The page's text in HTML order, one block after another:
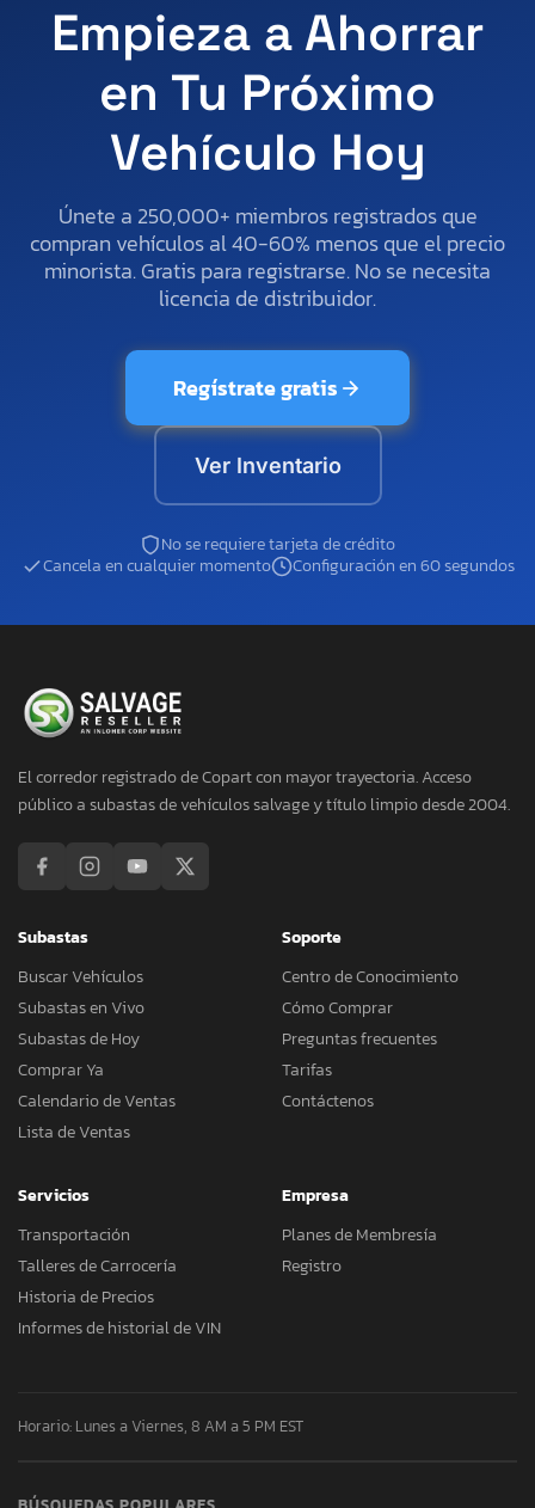
Empieza a Ahorrar
en Tu Próximo
Vehículo Hoy
Únete a 250,000+ miembros registrados que
compran vehículos al 40-60% menos que el precio
minorista. Gratis para registrarse. No se necesita
licencia de distribuidor.
Regístrate gratis
Ver Inventario
No se requiere tarjeta de crédito
Cancela en cualquier momento
Configuración en 60 segundos
El corredor registrado de Copart con mayor trayectoria. Acceso
público a subastas de vehículos salvage y título limpio desde 2004.
Subastas
Buscar Vehículos
Subastas en Vivo
Subastas de Hoy
Comprar Ya
Calendario de Ventas
Lista de Ventas
Soporte
Centro de Conocimiento
Cómo Comprar
Preguntas frecuentes
Tarifas
Contáctenos
Servicios
Transportación
Talleres de Carrocería
Historia de Precios
Informes de historial de VIN
Empresa
Planes de Membresía
Registro
Horario: Lunes a Viernes, 8 AM a 5 PM EST